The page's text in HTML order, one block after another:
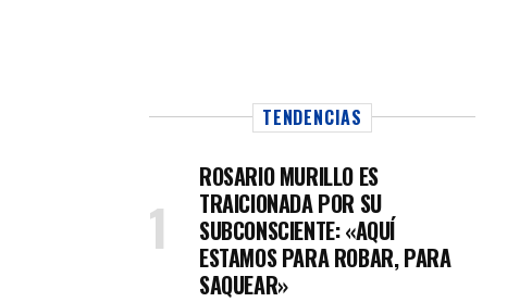
TENDENCIAS
ROSARIO MURILLO ES
TRAICIONADA POR SU
SUBCONSCIENTE: «AQUÍ
ESTAMOS PARA ROBAR, PARA
SAQUEAR»